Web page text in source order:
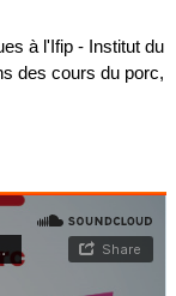
à l'Ifip - Institut du
des cours du porc,